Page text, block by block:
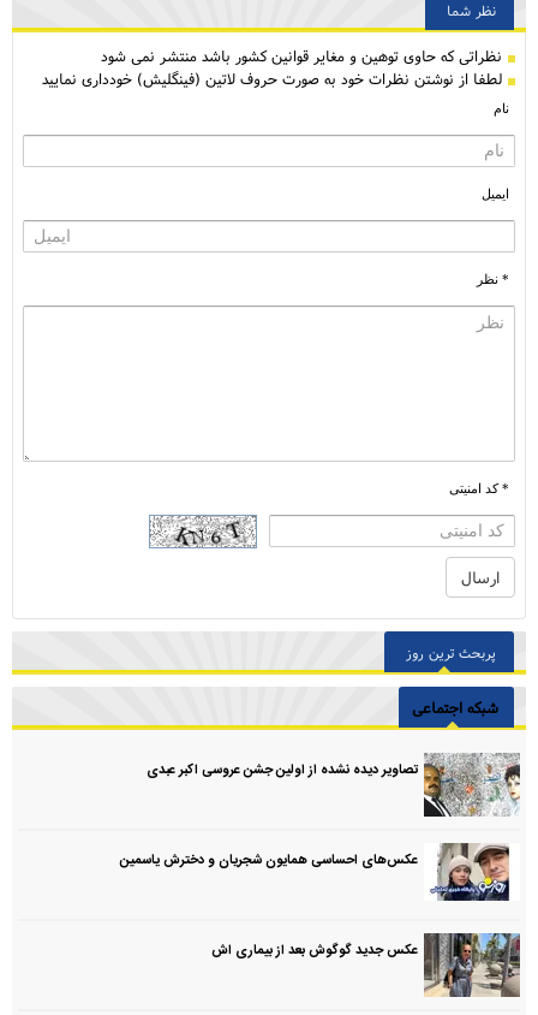
نظر شما
نظراتی كه حاوی توهین و مغایر قوانین کشور باشد منتشر نمی شود
لطفا از نوشتن نظرات خود به صورت حروف لاتین (فینگلیش) خودداری نمایید
نام
ایمیل
* نظر
* کد امنیتی
پربحث ترین روز
شبکه اجتماعی
تصاویر دیده نشده از اولین جشن عروسی اکبر عبدی
عکس‌های احساسی همایون شجریان و دخترش یاسمین
عکس جدید گوگوش بعد از بیماری اش